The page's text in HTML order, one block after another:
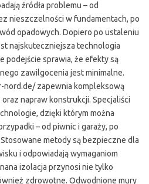
źródła problemu – od
nieszczelności w fundamentach, po
opadowych. Dopiero po ustaleniu
najskuteczniejsza technologia
podejście sprawia, że efekty są
zawilgocenia jest minimalne.
zapewnia kompleksową
napraw konstrukcji. Specjaliści
dzięki którym można
– od piwnic i garaży, po
metody są bezpieczne dla
i odpowiadają wymaganiom
izolacja przynosi nie tylko
zdrowotne. Odwodnione mury